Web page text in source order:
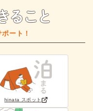
ート！
hinata スポット